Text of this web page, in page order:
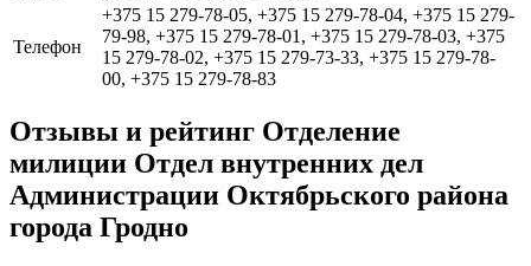
Телефон
+375 15 279-78-05, +375 15 279-78-04, +375 15 279-
79-98, +375 15 279-78-01, +375 15 279-78-03, +375
15 279-78-02, +375 15 279-73-33, +375 15 279-78-
00, +375 15 279-78-83
Отзывы и рейтинг Отделение
милиции Отдел внутренних дел
Администрации Октябрьского района
города Гродно